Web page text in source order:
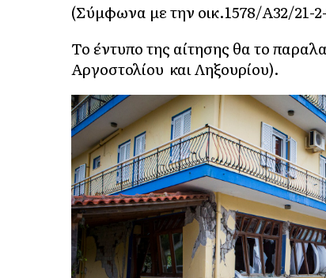
(Σύμφωνα με την οικ.1578/Α32/
Το έντυπο της αίτησης θα το
Αργοστολίου και Ληξουρίου).